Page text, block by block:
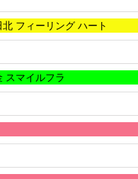
北 フィーリング ハート
スマイルフラ